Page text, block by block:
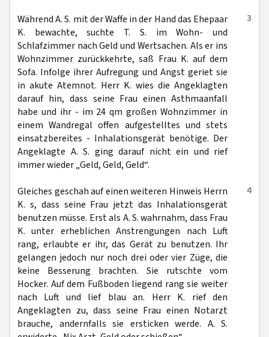
3
Während A. S. mit der Waffe in der Hand das Ehepaar
K. bewachte, suchte T. S. im Wohn- und
Schlafzimmer nach Geld und Wertsachen. Als er ins
Wohnzimmer zurückkehrte, saß Frau K. auf dem
Sofa. Infolge ihrer Aufregung und Angst geriet sie
in akute Atemnot. Herr K. wies die Angeklagten
darauf hin, dass seine Frau einen Asthmaanfall
habe und ihr - im 24 qm großen Wohnzimmer in
einem Wandregal offen aufgestelltes und stets
einsatzbereites - Inhalationsgerät benötige. Der
Angeklagte A. S. ging darauf nicht ein und rief
immer wieder „Geld, Geld, Geld“.
4
Gleiches geschah auf einen weiteren Hinweis Herrn
K. s, dass seine Frau jetzt das Inhalationsgerät
benutzen müsse. Erst als A. S. wahrnahm, dass Frau
K. unter erheblichen Anstrengungen nach Luft
rang, erlaubte er ihr, das Gerät zu benutzen. Ihr
gelangen jedoch nur noch drei oder vier Züge, die
keine Besserung brachten. Sie rutschte vom
Hocker. Auf dem Fußboden liegend rang sie weiter
nach Luft und lief blau an. Herr K. rief den
Angeklagten zu, dass seine Frau einen Notarzt
brauche, andernfalls sie ersticken werde. A. S.